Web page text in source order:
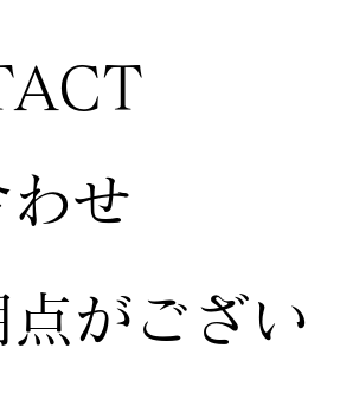
せ
点がござい